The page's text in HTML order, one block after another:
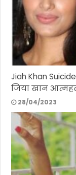
Jiah Khan
जिया खान
28/04/2023